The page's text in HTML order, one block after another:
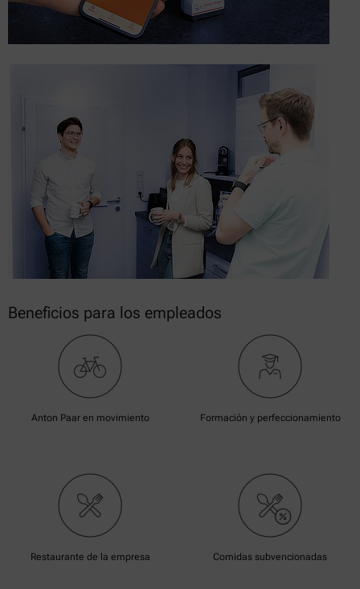
Beneficios para los empleados
Anton Paar en movimiento Formación y perfeccionamiento
Restaurante de la empresa Comidas subvencionadas